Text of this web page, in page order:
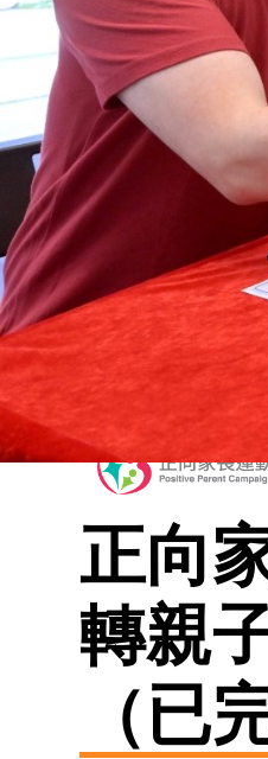
正向
轉親
（已